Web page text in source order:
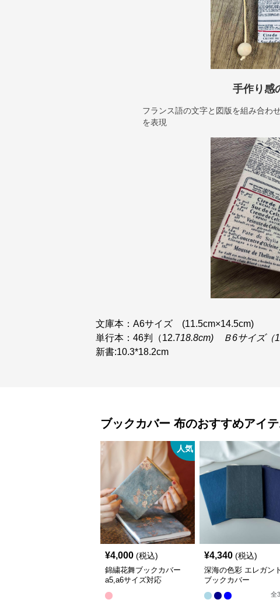
手作り感
フランス語の文字と図版を組み合わ
を表現
文庫本：A6サイズ (11.5cm×14.5cm)
単行本：46判（12.718.8cm) Ｂ6サイズ（
新書:10.3*18.2cm
ブックカバー 布のおすすめアイ
人気
¥4,000 (税込)
錦繍花舞ブックカバー
a5,a6サイズ対応
¥4,340 (税込)
深海の色彩 エレガント
ブックカバー
全3